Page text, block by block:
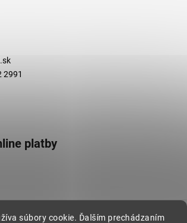
súbory cookie. Ďalším prechádzaním
2991
platby
Vytvoril Shoptet